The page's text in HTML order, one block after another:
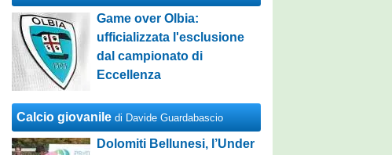
Game over Olbia:
ufficializzata l'esclusione
dal campionato di
Eccellenza
Calcio giovanile di Davide Guardabascio
Dolomiti Bellunesi, l’Under